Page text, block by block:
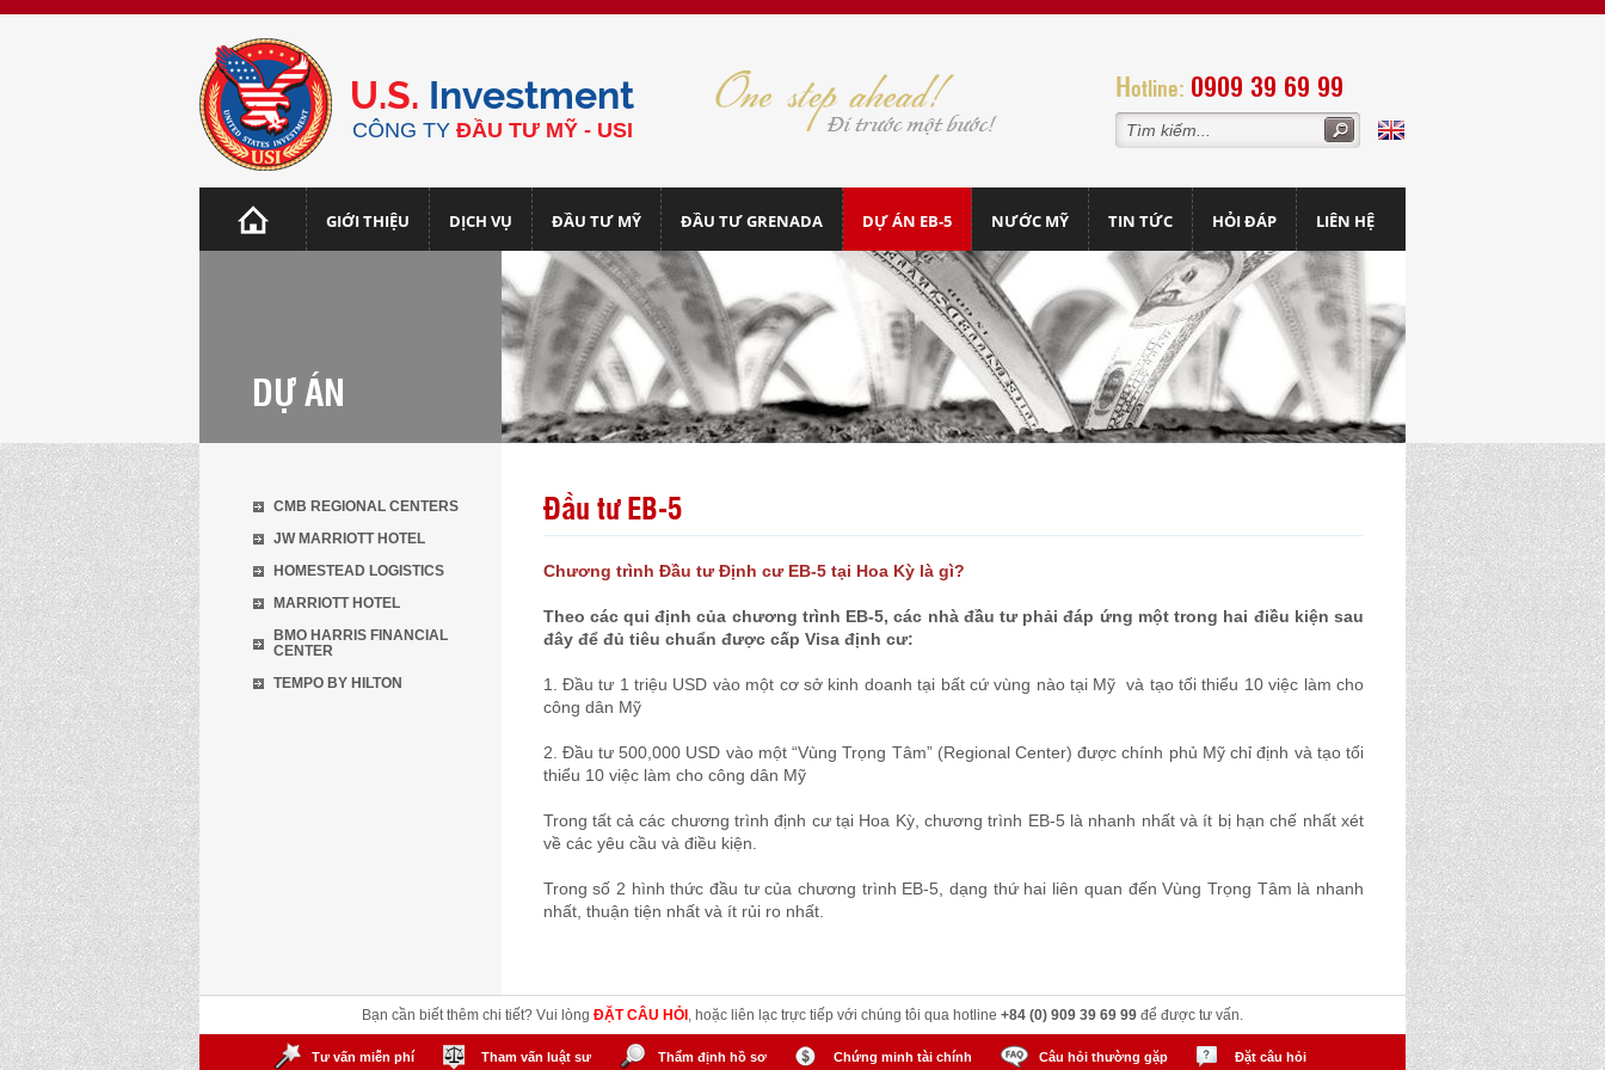
U.S. Investment
CÔNG TY ĐẦU TƯ MỸ - USI
Hotline: 0909 39 69 99
GIỚI THIỆU DỊCH VỤ ĐẦU TƯ MỸ ĐẦU TƯ GRENADA DỰ ÁN EB-5 NƯỚC MỸ TIN TỨC HỎI ĐÁP LIÊN HỆ
DỰ ÁN
Đầu tư EB-5
Chương trình Đầu tư Định cư EB-5 tại Hoa Kỳ là gì?
Theo các qui định của chương trình EB-5, các nhà đầu tư phải đáp ứng một trong hai điều kiện sau
đây để đủ tiêu chuẩn được cấp Visa định cư:
1. Đầu tư 1 triệu USD vào một cơ sở kinh doanh tại bất cứ vùng nào tại Mỹ và tạo tối thiểu 10 việc làm cho
công dân Mỹ
2. Đầu tư 500,000 USD vào một “Vùng Trọng Tâm” (Regional Center) được chính phủ Mỹ chỉ định và tạo tối
thiểu 10 việc làm cho công dân Mỹ
Trong tất cả các chương trình định cư tại Hoa Kỳ, chương trình EB-5 là nhanh nhất và ít bị hạn chế nhất xét
về các yêu cầu và điều kiện.
Trong số 2 hình thức đầu tư của chương trình EB-5, dạng thứ hai liên quan đến Vùng Trọng Tâm là nhanh
nhất, thuận tiện nhất và ít rủi ro nhất.
CMB REGIONAL CENTERS
JW MARRIOTT HOTEL
HOMESTEAD LOGISTICS
MARRIOTT HOTEL
BMO HARRIS FINANCIAL
CENTER
TEMPO BY HILTON
Bạn cần biết thêm chi tiết? Vui lòng ĐẶT CÂU HỎI , hoặc liên lạc trực tiếp với chúng tôi qua hotline +84 (0) 909 39 69 99 để được tư vấn.
Tư vấn miễn phí Tham vấn luật sư Thẩm định hồ sơ Chứng minh tài chính Câu hỏi thường gặp Đặt câu hỏi